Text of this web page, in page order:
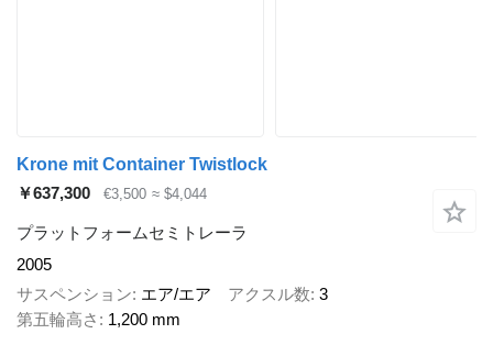
Krone mit Container Twistlock
￥637,300
€3,500 ≈ $4,044
プラットフォームセミトレーラ
2005
サスペンション エア/エア アクスル数 3
第五輪高さ
1,200 mm